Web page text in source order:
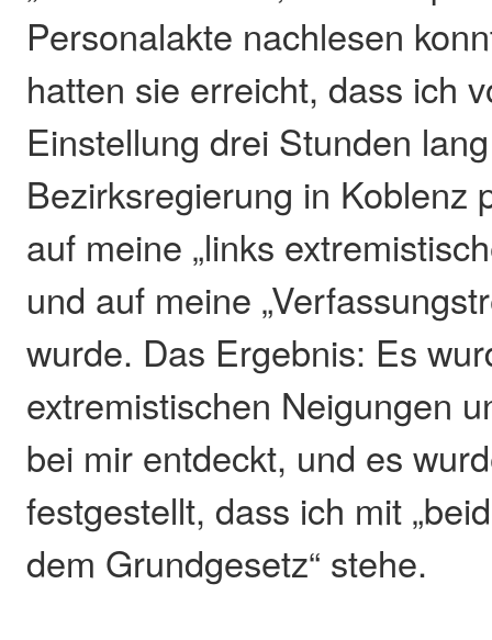
Personalakte nachlesen
hatten sie erreicht, dass ich
Einstellung drei Stunden
Bezirksregierung in Koblenz
auf meine „links
und auf meine
wurde. Das Ergebnis: Es
extremistischen Neigungen
bei mir entdeckt, und es
festgestellt, dass ich mit
dem Grundgesetz“ stehe.